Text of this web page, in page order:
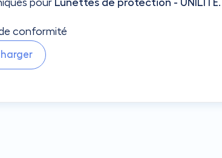
pour Lunettes de protection - UNILITE.
conformité